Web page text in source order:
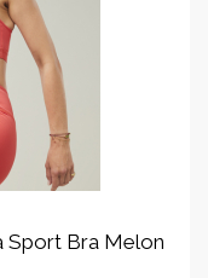
Sport Bra Melon